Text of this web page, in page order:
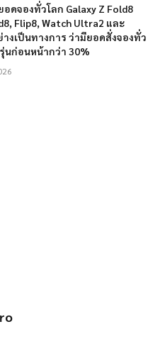
ดจองทั่วโลก Galaxy Z Fold8
Flip8, Watch Ultra2 และ
างเป็นทางการ ว่ามียอดสั่งจองทั่ว
นก่อนหน้ากว่า 30%